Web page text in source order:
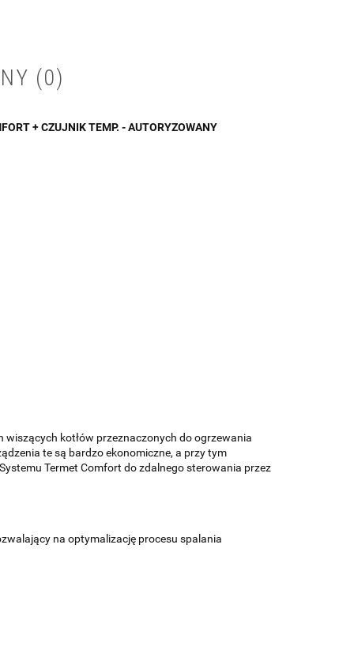
(0)
+ CZUJNIK TEMP. - AUTORYZOWANY
wiszących kotłów przeznaczonych do ogrzewania
te są bardzo ekonomiczne, a przy tym
Termet Comfort do zdalnego sterowania przez
na optymalizację procesu spalania